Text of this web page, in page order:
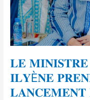
𝐋𝐄
𝐈𝐋𝐘È𝐍𝐄
𝐋𝐀𝐍𝐂𝐄𝐌𝐄𝐍𝐓
𝐋𝐀𝐍𝐂𝐄𝐌𝐄𝐍𝐓
𝐃𝐔
𝐒𝐈𝐀𝐌𝐀